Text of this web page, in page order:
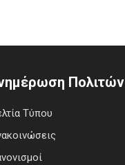
Πολιτών
Τύπου